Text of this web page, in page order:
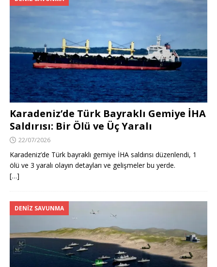
Karadeniz’de Türk Bayraklı Gemiye İHA
Saldırısı: Bir Ölü ve Üç Yaralı
22/07/2026
Karadeniz’de Türk bayraklı gemiye İHA saldırısı düzenlendi, 1
ölü ve 3 yaralı olayın detayları ve gelişmeler bu yerde.
[…]
DENIZ SAVUNMA